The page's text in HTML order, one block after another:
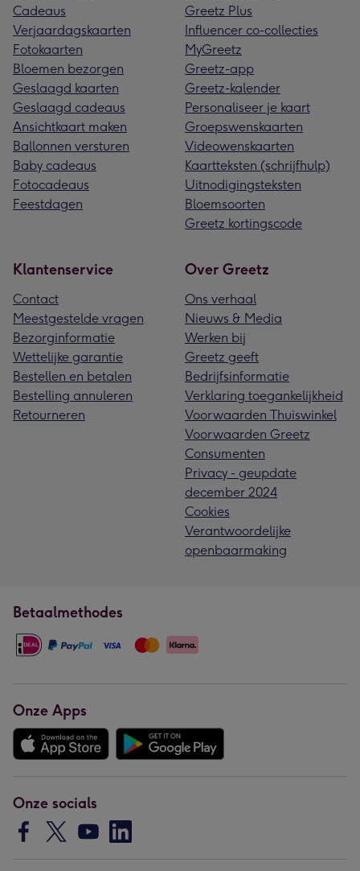
Cadeaus
Verjaardagskaarten
Fotokaarten
Bloemen bezorgen
Geslaagd kaarten
Geslaagd cadeaus
Ansichtkaart maken
Ballonnen versturen
Baby cadeaus
Fotocadeaus
Feestdagen
Greetz Plus
Influencer co-collecties
MyGreetz
Greetz-app
Greetz-kalender
Personaliseer je kaart
Groepswenskaarten
Videowenskaarten
Kaartteksten (schrijfhulp)
Uitnodigingsteksten
Bloemsoorten
Greetz kortingscode
Klantenservice
Contact
Meestgestelde vragen
Bezorginformatie
Wettelijke garantie
Bestellen en betalen
Bestelling annuleren
Retourneren
Over Greetz
Ons verhaal
Nieuws & Media
Werken bij
Greetz geeft
Bedrijfsinformatie
Verklaring toegankelijkheid
Voorwaarden Thuiswinkel
Voorwaarden Greetz
Consumenten
Privacy - geupdate
december 2024
Cookies
Verantwoordelijke
openbaarmaking
Betaalmethodes
Onze Apps
Onze socials